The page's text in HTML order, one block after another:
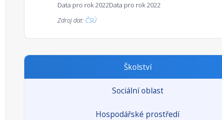
Data pro rok 2022Data pro rok 2022
Zdroj dat: ČSÚ
Školství
Sociální oblast
Hospodářské prostředí